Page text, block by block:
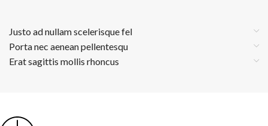
Justo ad nullam scelerisque fel
Porta nec aenean pellentesqu
Erat sagittis mollis rhoncus